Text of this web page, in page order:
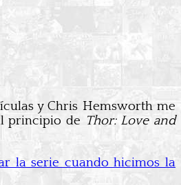
y Chris Hemsworth me
principio de Thor: Love and
la serie cuando hicimos la